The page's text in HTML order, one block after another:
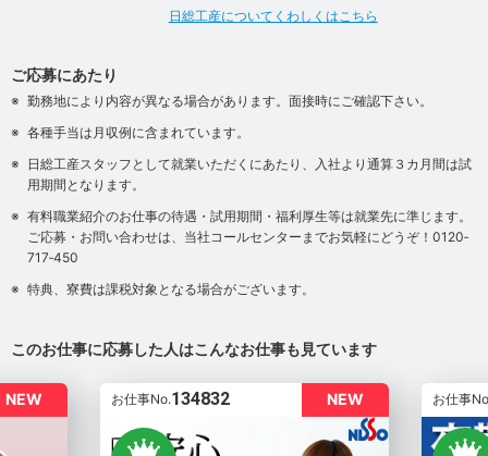
日総工産についてくわしくはこちら
ご応募にあたり
勤務地により内容が異なる場合があります。面接時にご確認下さい。
各種手当は月収例に含まれています。
日総工産スタッフとして就業いただくにあたり、入社より通算３カ月間は試
用期間となります。
有料職業紹介のお仕事の待遇・試用期間・福利厚生等は就業先に準じます。
ご応募・お問い合わせは、当社コールセンターまでお気軽にどうぞ！0120‐
717‐450
特典、寮費は課税対象となる場合がございます。
このお仕事に応募した人はこんなお仕事も見ています
NEW NEW
お仕事No.134832 お仕事